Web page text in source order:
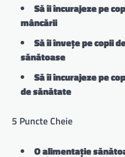
Să îi încurajeze pe
mâncării
Să îi învețe pe copii
sănătoase
Să îi încurajeze pe
de sănătate
5 Puncte Cheie
O alimentație